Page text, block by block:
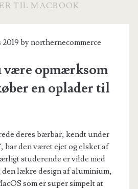
TIL MACBOOK
2019 bynorthernecommerce
være opmærksom
en oplader til
deres bærbar, kendt under
har den været ejet og elsket af
studerende er vilde med
lækre design af aluminium,
som er super simpelt at